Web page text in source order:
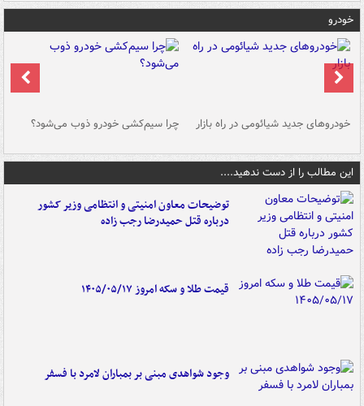
خودرو
خودروهای جدید شیائومی در راه بازار چرا سیم‌کشی خودرو ذوب می‌شود؟
این مطالب را از دست ندهید....
توضیحات معاون امنیتی و انتظامی وزیر کشور
درباره قتل حمیدرضا رجب زاده
قیمت طلا و سکه امروز ۱۴۰۵/۰۵/۱۷
وجود شواهدی مبنی بر بمباران لامرد با فسفر